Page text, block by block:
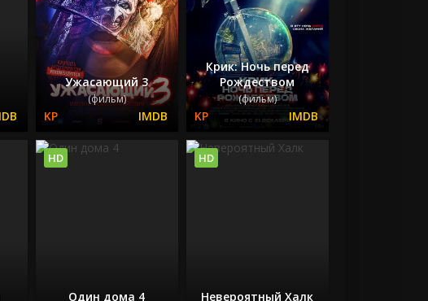
Ужасающий 3
(фильм)
Крик: Ночь перед
Рождеством
(фильм)
Один дома 4
HD
Невероятный Халк
HD